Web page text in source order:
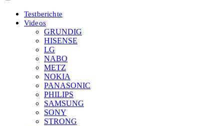
Testberichte
Videos
GRUNDIG
HISENSE
LG
NABO
METZ
NOKIA
PANASONIC
PHILIPS
SAMSUNG
SONY
STRONG